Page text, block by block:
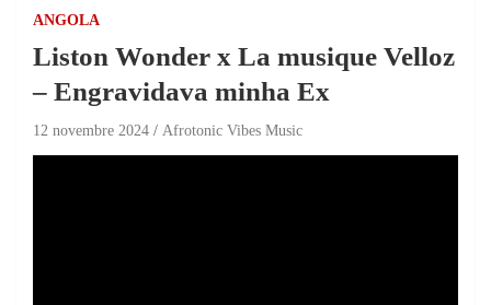
ANGOLA
Liston Wonder x La musique Velloz
– Engravidava minha Ex
12 novembre 2024 Afrotonic Vibes Music